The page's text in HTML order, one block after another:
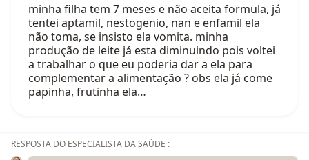
minha filha tem 7 meses e não aceita formula, já
tentei aptamil, nestogenio, nan e enfamil ela
não toma, se insisto ela vomita. minha
produção de leite já esta diminuindo pois voltei
a trabalhar o que eu poderia dar a ela para
complementar a alimentação ? obs ela já come
papinha, frutinha ela…
RESPOSTA DO ESPECIALISTA DA SAÚDE :